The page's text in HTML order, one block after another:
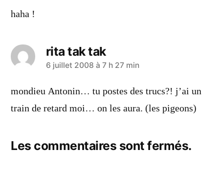
haha !
rita tak tak
a
dit :
6 juillet 2008 à 7 h 27 min
mondieu Antonin… tu postes des trucs?! j’ai un
train de retard moi… on les aura. (les pigeons)
Les commentaires sont fermés.